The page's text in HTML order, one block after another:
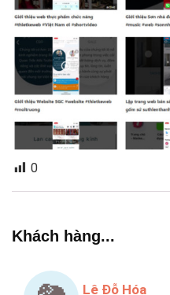
0
Khách hàng...
Lê Đỗ Hóa